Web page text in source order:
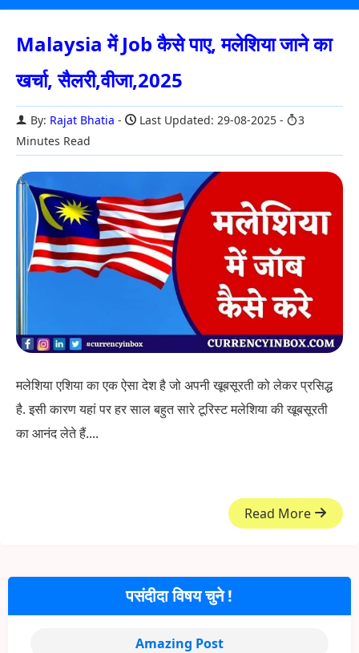
Malaysia में Job कैसे पाए, मलेशिया जाने का
खर्चा, सैलरी,वीजा,2025
By: Rajat Bhatia Last Updated: 29-08-2025
3
Minutes Read
मलेशिया एशिया का एक ऐसा देश है जो अपनी खूबसूरती को लेकर प्रसिद्ध
है. इसी कारण यहां पर हर साल बहुत सारे टूरिस्ट मलेशिया की खूबसूरती
का आनंद लेते हैं....
Read More
पसंदीदा विषय चुने !
Amazing Post